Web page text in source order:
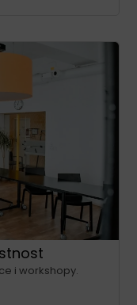
i workshopy.